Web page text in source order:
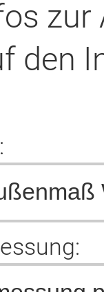
zur
den